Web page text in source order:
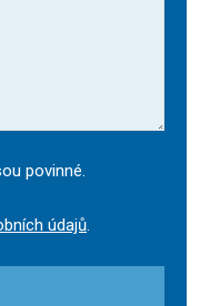
povinné.
údajů.